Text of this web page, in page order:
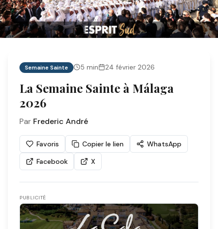
Semaine Sainte 5 min 24 février 2026
La Semaine Sainte à Málaga
2026
Par Frederic André
Favoris Copier le lien
WhatsApp
Facebook
X
PUBLICITÉ